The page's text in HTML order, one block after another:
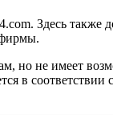
Здесь также
фирмы.
но не имеет
соответствии с